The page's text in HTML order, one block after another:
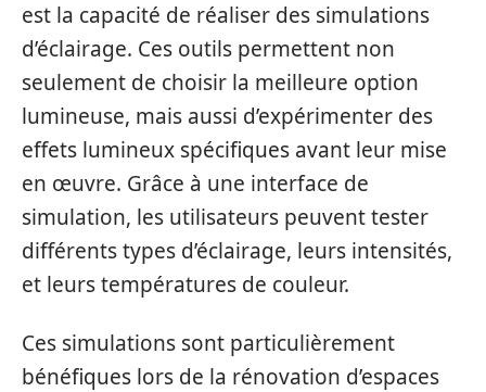
est la capacité de réaliser des simulations
d’éclairage. Ces outils permettent non
seulement de choisir la meilleure option
lumineuse, mais aussi d’expérimenter des
effets lumineux spécifiques avant leur mise
en œuvre. Grâce à une interface de
simulation, les utilisateurs peuvent tester
différents types d’éclairage, leurs intensités,
et leurs températures de couleur.
Ces simulations sont particulièrement
bénéfiques lors de la rénovation d’espaces